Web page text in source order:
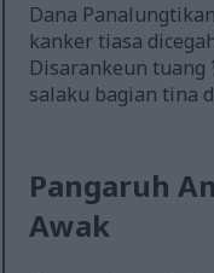
Dana
kanker tiasa
Disarankeun
salaku bagian tina
Pangaruh
Awak